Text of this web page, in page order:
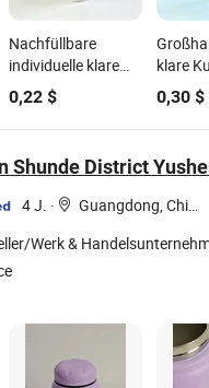
Nachfüllbare
individuelle klare
für Seife zur
Handreinigung
0,22$
klare
0,30$
4 J. ·
Guangdong, China
Werk &